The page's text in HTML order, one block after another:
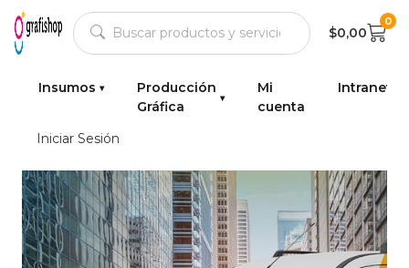
$0,00
0
Insumos
Producción
Gráfica
Mi
cuenta
Intranet
Iniciar Sesión